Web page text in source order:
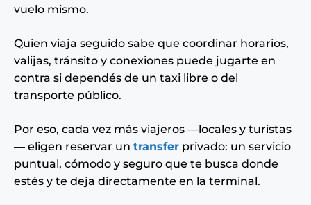
vuelo mismo.
Quien viaja seguido sabe que coordinar horarios,
valijas, tránsito y conexiones puede jugarte en
contra si dependés de un taxi libre o del
transporte público.
Por eso, cada vez más viajeros —locales y turistas
— eligen reservar un transfer privado: un servicio
puntual, cómodo y seguro que te busca donde
estés y te deja directamente en la terminal.